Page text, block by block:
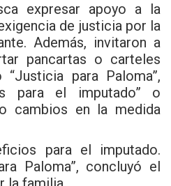
expresar apoyo a la
de justicia por la
Además, invitaron a
pancartas o carteles
para Paloma”,
para el imputado” o
cambios en la medida
para el imputado.
Paloma”, concluyó el